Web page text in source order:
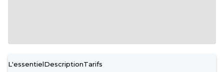
L'essentielDescriptionTarifs